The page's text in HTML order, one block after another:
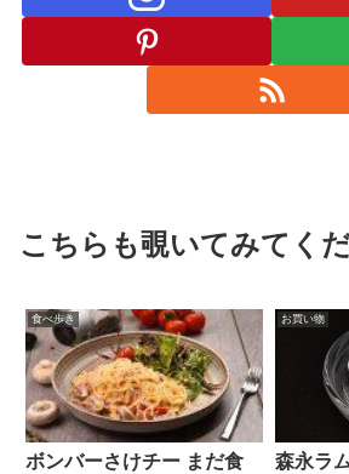
こちらも覗いてみてく
食べ歩き
ボンバーさけチー まだ食
お買い物
森永ラ